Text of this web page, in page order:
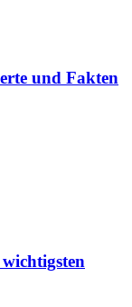
und Fakten